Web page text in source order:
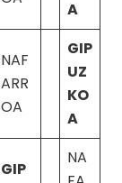
A
NAF
ARR
OA
GIP
UZ
KO
A
GIP
NA